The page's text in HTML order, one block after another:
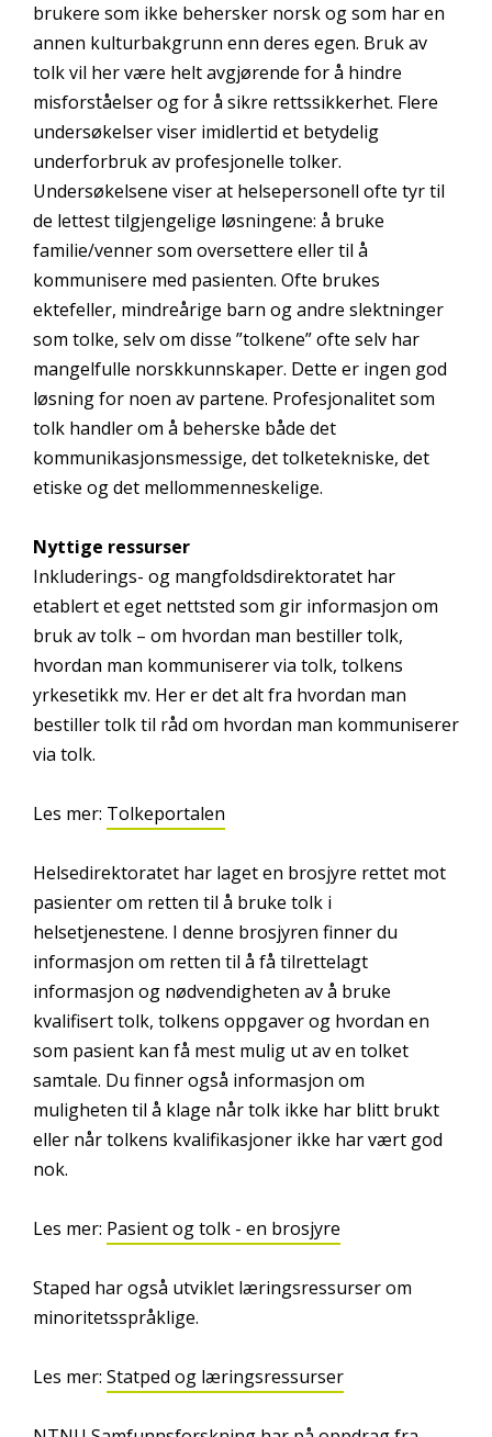
brukere som ikke behersker norsk og som har en
annen kulturbakgrunn enn deres egen. Bruk av
tolk vil her være helt avgjørende for å hindre
misforståelser og for å sikre rettssikkerhet. Flere
undersøkelser viser imidlertid et betydelig
underforbruk av profesjonelle tolker.
Undersøkelsene viser at helsepersonell ofte tyr til
de lettest tilgjengelige løsningene: å bruke
familie/venner som oversettere eller til å
kommunisere med pasienten. Ofte brukes
ektefeller, mindreårige barn og andre slektninger
som tolke, selv om disse ”tolkene” ofte selv har
mangelfulle norskkunnskaper. Dette er ingen god
løsning for noen av partene. Profesjonalitet som
tolk handler om å beherske både det
kommunikasjonsmessige, det tolketekniske, det
etiske og det mellommenneskelige.
Nyttige ressurser
Inkluderings- og mangfoldsdirektoratet har
etablert et eget nettsted som gir informasjon om
bruk av tolk – om hvordan man bestiller tolk,
hvordan man kommuniserer via tolk, tolkens
yrkesetikk mv. Her er det alt fra hvordan man
bestiller tolk til råd om hvordan man kommuniserer
via tolk.
Les mer: Tolkeportalen
Helsedirektoratet har laget en brosjyre rettet mot
pasienter om retten til å bruke tolk i
helsetjenestene. I denne brosjyren finner du
informasjon om retten til å få tilrettelagt
informasjon og nødvendigheten av å bruke
kvalifisert tolk, tolkens oppgaver og hvordan en
som pasient kan få mest mulig ut av en tolket
samtale. Du finner også informasjon om
muligheten til å klage når tolk ikke har blitt brukt
eller når tolkens kvalifikasjoner ikke har vært god
nok.
Les mer: Pasient og tolk - en brosjyre
Staped har også utviklet læringsressurser om
minoritetsspråklige.
Les mer: Statped og læringsressurser